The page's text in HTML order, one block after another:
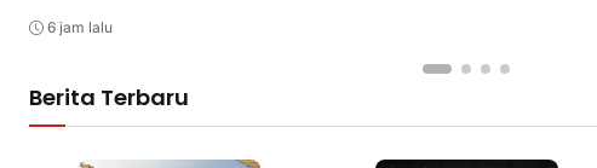
6 jam lalu
Berita Terbaru